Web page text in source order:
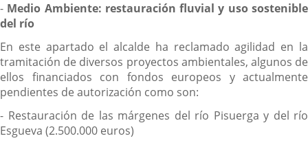
- Medio Ambiente: restauración fluvial y uso sostenible
del río
En este apartado el alcalde ha reclamado agilidad en la
tramitación de diversos proyectos ambientales, algunos de
ellos financiados con fondos europeos y actualmente
pendientes de autorización como son:
- Restauración de las márgenes del río Pisuerga y del río
Esgueva (2.500.000 euros)